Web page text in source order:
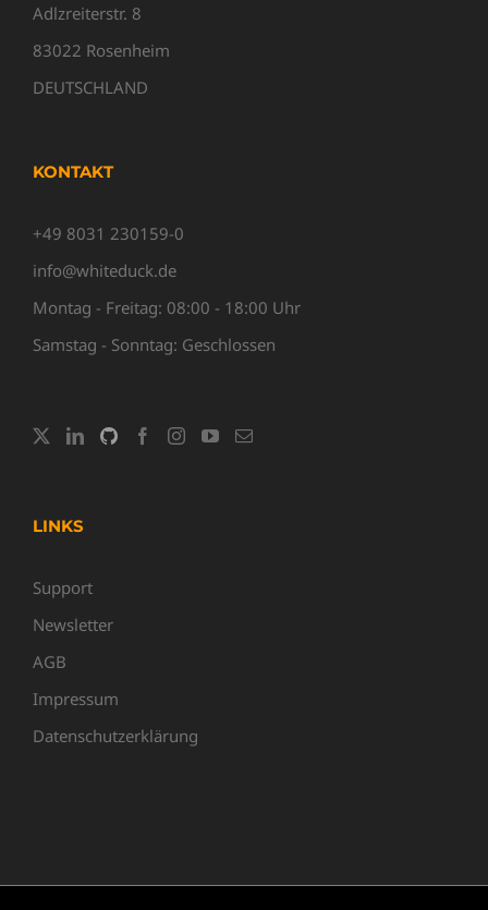
Adlzreiterstr. 8
83022 Rosenheim
DEUTSCHLAND
KONTAKT
+49 8031 230159-0
info@whiteduck.de
Montag - Freitag: 08:00 - 18:00 Uhr
Samstag - Sonntag: Geschlossen
LINKS
Support
Newsletter
AGB
Impressum
Datenschutzerklärung